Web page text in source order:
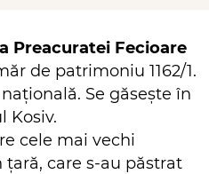
Preacuratei Fecioare
de patrimoniu 1162/1.
Se găsește în
Kosiv.
cele mai vechi
care s-au păstrat